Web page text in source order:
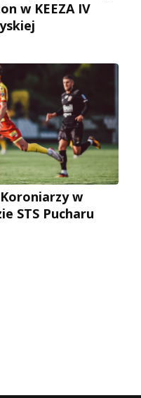
w KEEZA IV
w
STS Pucharu